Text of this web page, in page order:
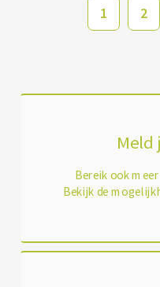
1 2
Meld
Bereik ook
Bekijk de